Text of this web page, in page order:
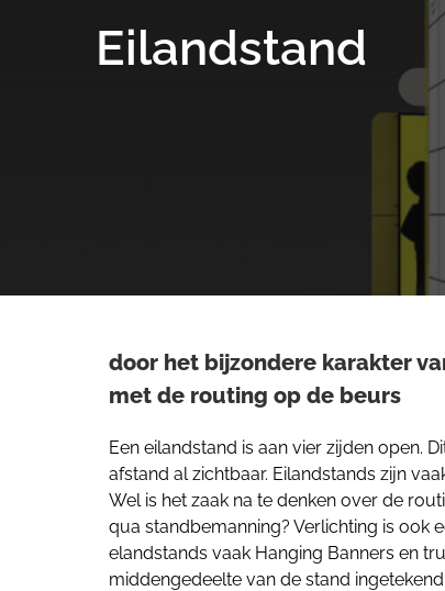
Eilandstand
door het bijzondere karakter
met de routing op de beurs
Een eilandstand is aan vier zijden open.
afstand al zichtbaar. Eilandstands zijn
Wel is het zaak na te denken over de
qua standbemanning? Verlichting is ook
elandstands vaak Hanging Banners en
middengedeelte van de stand ingetekend.